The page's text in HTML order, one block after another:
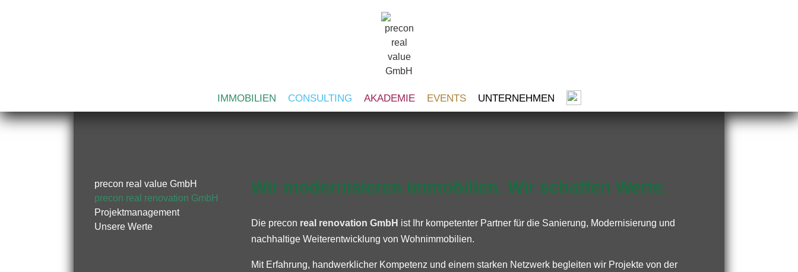
IMMOBILIEN CONSULTING AKADEMIE EVENTS UNTERNEHMEN
precon real value GmbH
precon real renovation GmbH
Projektmanagement
Unsere Werte
Wir modernisieren Immobilien. Wir schaffen Werte.
Die precon real renovation GmbH ist Ihr kompetenter Partner für die Sanierung, Modernisierung und
nachhaltige Weiterentwicklung von Wohnimmobilien.
Mit Erfahrung, handwerklicher Kompetenz und einem starken Netzwerk begleiten wir Projekte von der